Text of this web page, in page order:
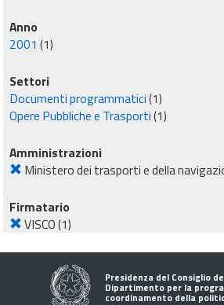
Anno
2001 (1)
Settori
Documenti programmatici(1)
Opere Pubbliche e Trasporti(1)
Amministrazioni
Ministero dei trasporti e della
Firmatario
VISCO(1)
Presidenza del Consiglio
Dipartimento per la
coordinamento della